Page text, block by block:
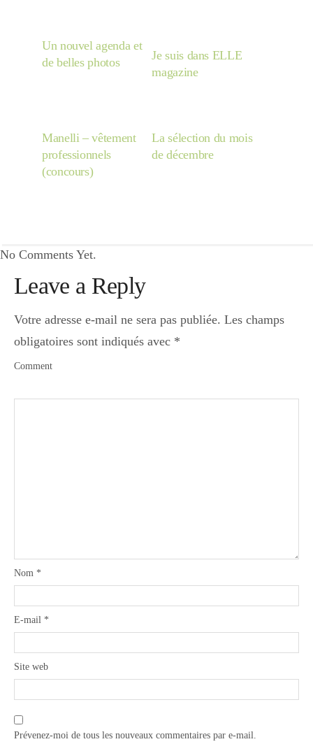
Un nouvel agenda et
de belles photos
Je suis dans ELLE
magazine
Manelli – vêtement
professionnels
(concours)
La sélection du mois
de décembre
No Comments Yet.
Leave a Reply
Votre adresse e-mail ne sera pas publiée. Les champs
obligatoires sont indiqués avec *
Comment
Nom *
E-mail *
Site web
Prévenez-moi de tous les nouveaux commentaires par e-mail.